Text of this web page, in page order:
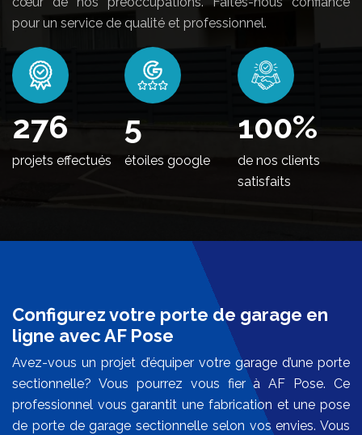
pour un service de qualité et professionnel.
336
projets effectués
5
étoiles google
100%
de nos clients
satisfaits
Configurez votre porte de garage en
ligne avec AF Pose
Avez-vous un projet d’équiper votre garage d’une porte
sectionnelle? Vous pourrez vous fier à AF Pose. Ce
professionnel vous garantit une fabrication et une pose
de porte de garage sectionnelle selon vos envies. Vous